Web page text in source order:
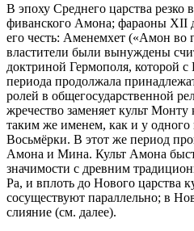
В эпоху Среднего царства резко
фиванского Амона; фараоны XII
его честь: Аменемхет («Амон во
властители были вынуждены
доктриной Гермополя, которой
периода продолжала
ролей в общегосударственной
жречество заменяет культ
таким же именем, как и у одного
Восьмёрки. В этот же период
Амона и Мина. Культ Амона
значимости с древним
Ра, и вплоть до Нового царства
сосуществуют параллельно; в
слияние (см. далее).